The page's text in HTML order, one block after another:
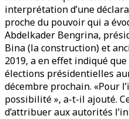
interprétation d’une
proche du pouvoir qui a
Abdelkader Bengrina,
Bina (la construction) et
2019, a en effet indiqué
élections présidentielles
décembre prochain. «Pour
possibilité », a-t-il ajouté.
d’attribuer aux autorités